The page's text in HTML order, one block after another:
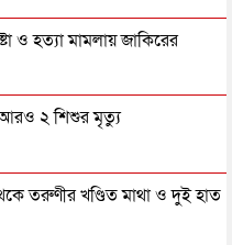
ও হত্যা মামলায় জাকিরের
আরও ২ শিশুর মৃত্যু
তরুণীর খণ্ডিত মাথা ও দুই হাত